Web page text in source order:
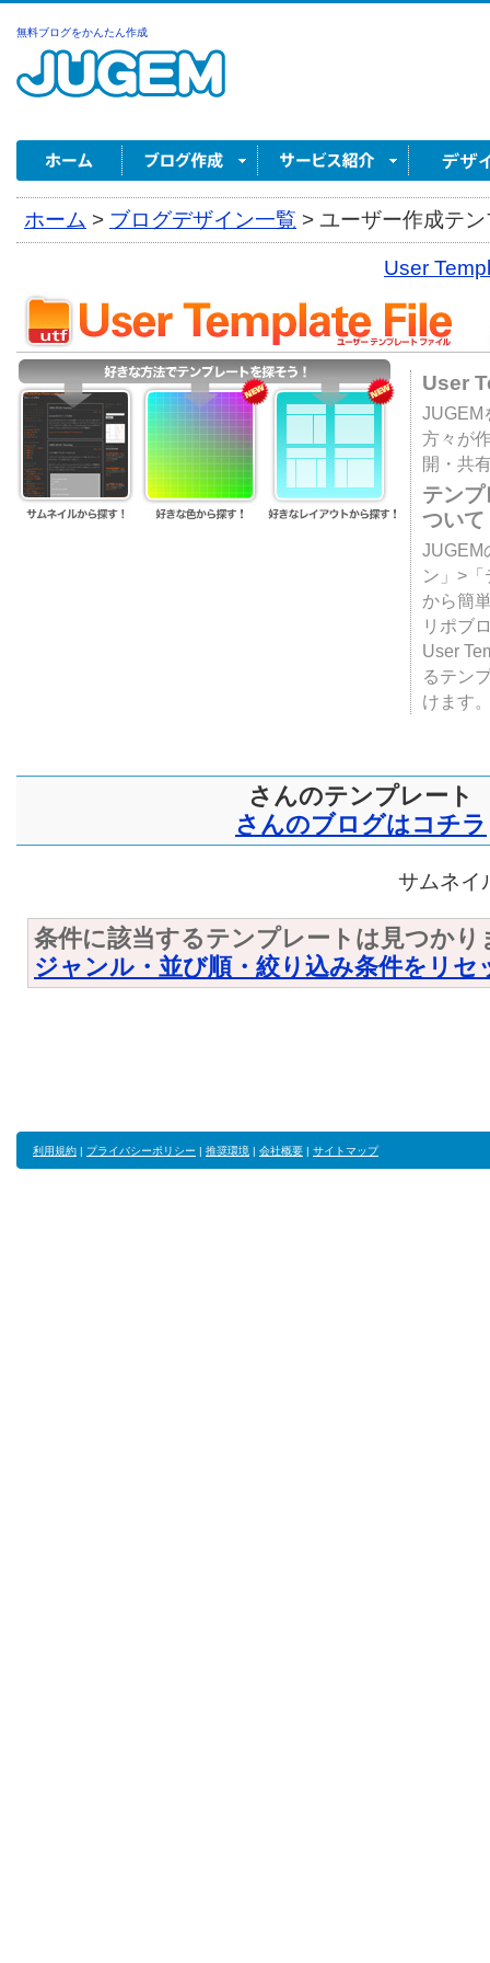
無料ブログをかんたん作成
ホーム > ブログデザイン一覧 > ユーザー作成テ
User
User
JUGEM
方々が
開・共
テン
ついて
JUGEM
ン」>
から簡
リポブ
User
るテン
けます
さんのテンプレート
さんのブログはコチラ
サムネイ
条件に該当するテンプレートは見つかり
ジャンル・並び順・絞り込み条件をリセ
利用規約 | プライバシーポリシー | 推奨環境 | 会社概要 | サイトマップ